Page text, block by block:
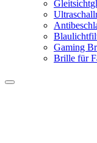
Gaming
Brille für